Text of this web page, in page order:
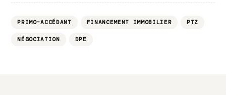
PRIMO-ACCÉDANT FINANCEMENT IMMOBILIER PTZ
NÉGOCIATION DPE